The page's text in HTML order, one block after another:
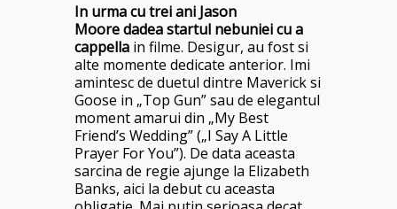
In urma cu trei ani Jason
Moore dadea startul nebuniei cu a
cappella in filme. Desigur, au fost si
alte momente dedicate anterior. Imi
amintesc de duetul dintre Maverick si
Goose in „Top Gun” sau de elegantul
moment amarui din „My Best
Friend’s Wedding” („I Say A Little
Prayer For You”). De data aceasta
sarcina de regie ajunge la Elizabeth
Banks, aici la debut cu aceasta